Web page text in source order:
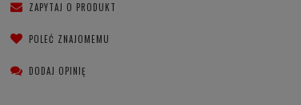
ZAPYTAJ O PRODUKT
POLEĆ ZNAJOMEMU
DODAJ OPINIĘ